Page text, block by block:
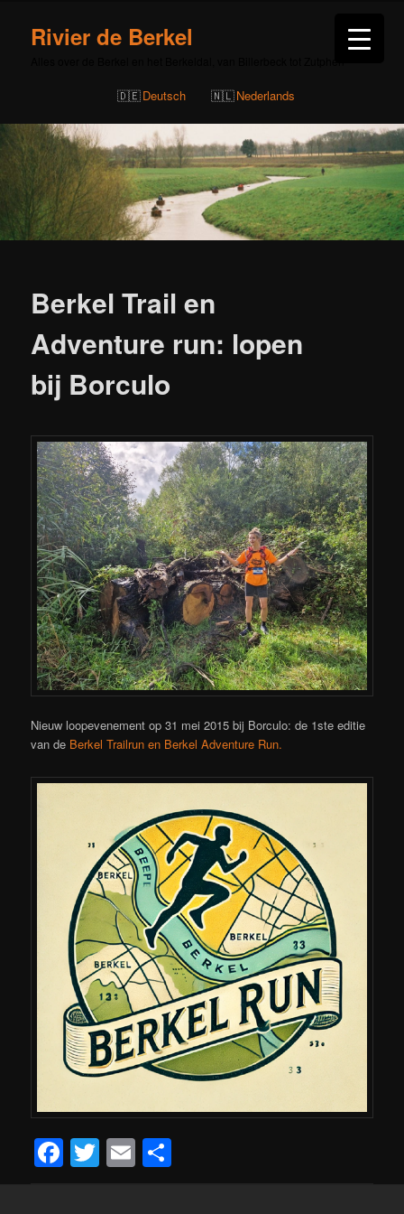
Rivier de Berkel
Deutsch Nederlands
Berkel Trail en
Adventure run: lopen
bij Borculo
Nieuw loopevenement op 31 mei 2015 bij Borculo: de 1ste editie
van de Berkel Trailrun en Berkel Adventure Run.
Facebook
Twitter
Email